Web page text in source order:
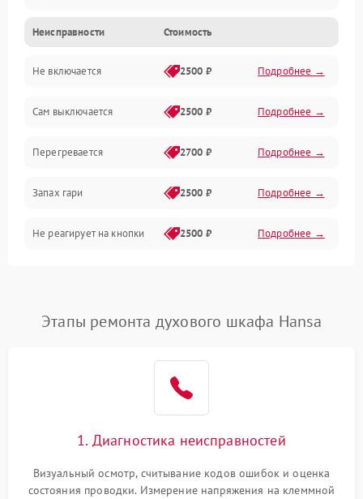
Неисправности Стоимость
Не включается 2500 ₽ Подробнее →
Сам выключается 2500 ₽ Подробнее →
Перегревается 2700 ₽ Подробнее →
Запах гари 2500 ₽ Подробнее →
Не реагирует на кнопки 2500 ₽ Подробнее →
Этапы ремонта духового шкафа Hansa
1. Диагностика неисправностей
Визуальный осмотр, считывание кодов ошибок и оценка
состояния проводки. Измерение напряжения на клеммной